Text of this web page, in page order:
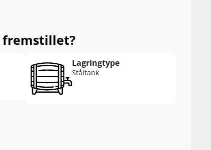
fremstillet?
Lagringtype
Ståltank